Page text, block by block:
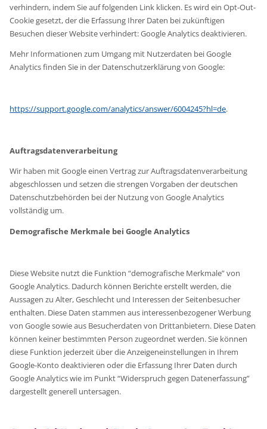
verhindern, indem Sie auf folgenden Link klicken. Es wird ein Opt-Out-
Cookie gesetzt, der die Erfassung Ihrer Daten bei zukünftigen
Besuchen dieser Website verhindert: Google Analytics deaktivieren.
Mehr Informationen zum Umgang mit Nutzerdaten bei Google
Analytics finden Sie in der Datenschutzerklärung von Google:
https://support.google.com/analytics/answer/6004245?hl=de.
Auftragsdatenverarbeitung
Wir haben mit Google einen Vertrag zur Auftragsdatenverarbeitung
abgeschlossen und setzen die strengen Vorgaben der deutschen
Datenschutzbehörden bei der Nutzung von Google Analytics
vollständig um.
Demografische Merkmale bei Google Analytics
Diese Website nutzt die Funktion “demografische Merkmale” von
Google Analytics. Dadurch können Berichte erstellt werden, die
Aussagen zu Alter, Geschlecht und Interessen der Seitenbesucher
enthalten. Diese Daten stammen aus interessenbezogener Werbung
von Google sowie aus Besucherdaten von Drittanbietern. Diese Daten
können keiner bestimmten Person zugeordnet werden. Sie können
diese Funktion jederzeit über die Anzeigeneinstellungen in Ihrem
Google-Konto deaktivieren oder die Erfassung Ihrer Daten durch
Google Analytics wie im Punkt “Widerspruch gegen Datenerfassung”
dargestellt generell untersagen.